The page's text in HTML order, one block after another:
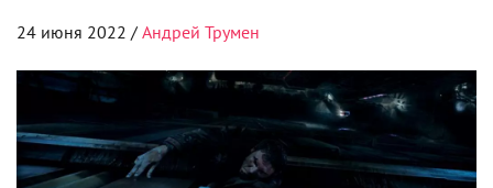
24 июня 2022 / Андрей Трумен